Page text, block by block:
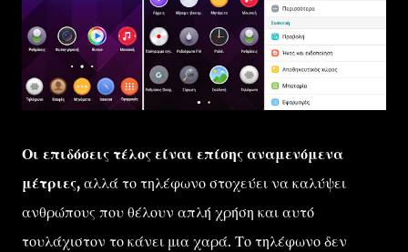
Οι επιδόσεις τέλος είναι επίσης αναμενόμενα
μέτριες, αλλά το τηλέφωνο στοχεύει να καλύψει
ανθρώπους που θέλουν απλή χρήση και αυτό
τουλάχιστον το κάνει μια χαρά. Το τηλέφωνο δεν